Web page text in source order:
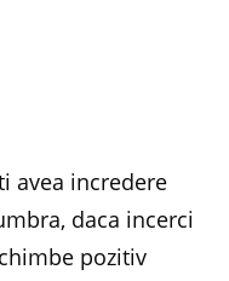
avea incredere
daca incerci
pozitiv